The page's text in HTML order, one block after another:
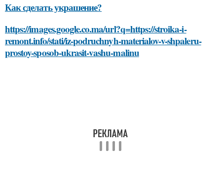
Как сделать украшение?
https://images.google.co.ma/url?q=https://stroika-i-
remont.info/stati/iz-podruchnyh-materialov-v-shpaleru-
prostoy-sposob-ukrasit-vashu-malinu